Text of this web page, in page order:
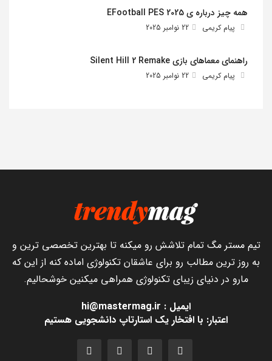
همه چیز درباره ی EFootball PES 2025
پیام کریمی 22 نوامبر 2025
راهنمای معماهای بازی Silent Hill 2 Remake
پیام کریمی 22 نوامبر 2025
تیم مستر مگ تمام تلاشش رو میکنه تا بهترین تخصصی ترین و
به روز ترین مطالب رو برای عاشقان تکنولوژی اماده کنه از این که
مارو در دنیای زیبای تکنولوژی همراهی میکنین خوشحالیم.
ایمیل : hi@mastermag.ir
اعتبار: با افتخار یک استارتاپ دانشجویی هستیم